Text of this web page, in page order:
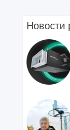
Новости